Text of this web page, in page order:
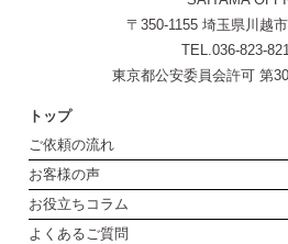
〒350-1155 埼玉県川越
TEL.036-823-
東京都公安委員会許可 第
トップ
ご依頼の流れ
お客様の声
お役立ちコラム
よくあるご質問